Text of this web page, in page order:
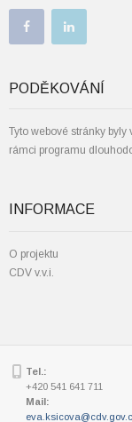
PODĚKOVÁNÍ
Tyto webové stránky
rámci programu
INFORMACE
O projektu
CDV v.v.i.
Tel.:
+420 541 641 711
Mail: